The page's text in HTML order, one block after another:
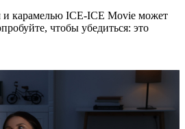
карамелью ICE-ICE Movie может
чтобы убедиться: это